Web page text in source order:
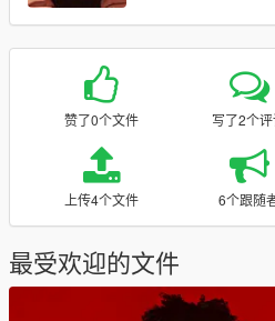
赞了0个文件 写了2个
上传4个文件 6个跟随
最受欢迎的文件